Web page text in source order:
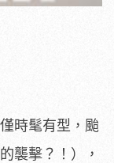
時髦有型，颱
襲擊？！），